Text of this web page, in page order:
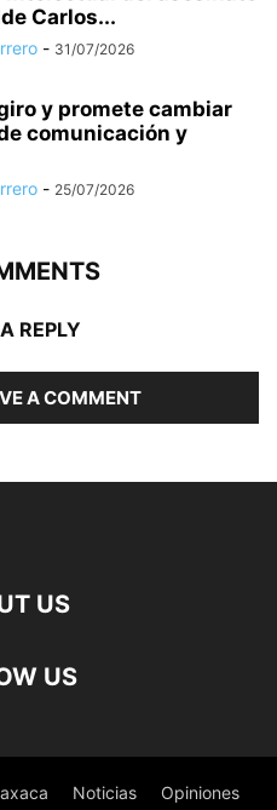
Carlos...
- 31/07/2026
y promete cambiar
comunicación y
- 25/07/2026
REPLY
A COMMENT
US
US
Noticias Opiniones